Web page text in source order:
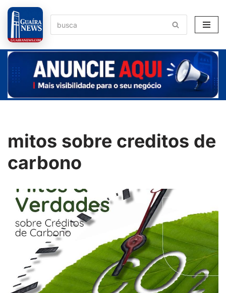
Pular
para
o
conteúdo
mitos sobre creditos de
carbono